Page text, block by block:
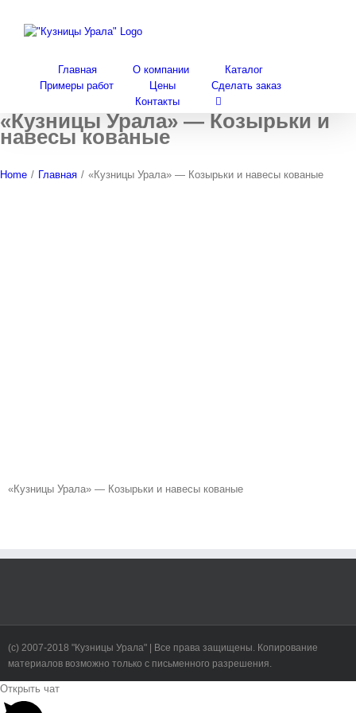
content
Главная О компании
Каталог
Примеры работ
Цены
Сделать заказ
Контакты
«Кузницы Урала» — Козырьки и
навесы кованые
Home / Главная / «Кузницы Урала» — Козырьки и навесы кованые
«Кузницы Урала» — Козырьки и навесы кованые
(c) 2007-2018 "Кузницы Урала" | Все права защищены. Копирование
материалов возможно только с письменного разрешения.
Toggle
Sliding
Открыть чат